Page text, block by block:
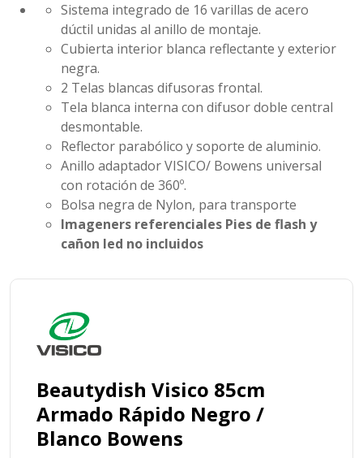
Sistema integrado de 16 varillas de acero
dúctil unidas al anillo de montaje.
Cubierta interior blanca reflectante y exterior
negra.
2 Telas blancas difusoras frontal.
Tela blanca interna con difusor doble central
desmontable.
Reflector parabólico y soporte de aluminio.
Anillo adaptador VISICO/ Bowens universal
con rotación de 360º.
Bolsa negra de Nylon, para transporte
Imageners referenciales Pies de flash y
cañon led no incluidos
Beautydish Visico 85cm
Armado Rápido Negro /
Blanco Bowens